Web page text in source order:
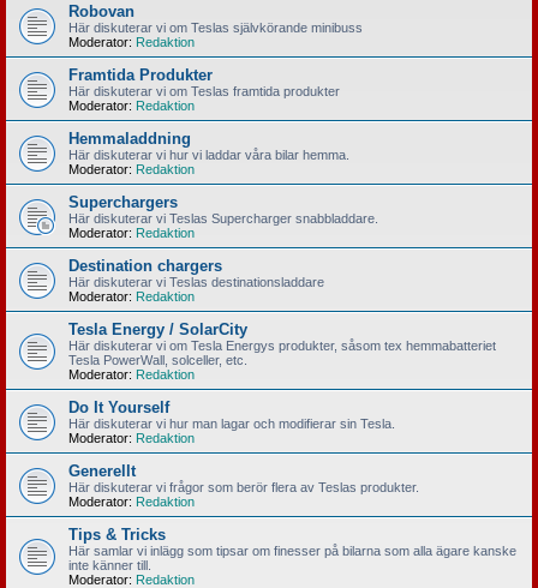
Robovan
Här diskuterar vi om Teslas självkörande minibuss
Moderator: Redaktion
Framtida Produkter
Här diskuterar vi om Teslas framtida produkter
Moderator: Redaktion
Hemmaladdning
Här diskuterar vi hur vi laddar våra bilar hemma.
Moderator: Redaktion
Superchargers
Här diskuterar vi Teslas Supercharger snabbladdare.
Moderator: Redaktion
Destination chargers
Här diskuterar vi Teslas destinationsladdare
Moderator: Redaktion
Tesla Energy / SolarCity
Här diskuterar vi om Tesla Energys produkter, såsom tex hemmabatteriet
Tesla PowerWall, solceller, etc.
Moderator: Redaktion
Do It Yourself
Här diskuterar vi hur man lagar och modifierar sin Tesla.
Moderator: Redaktion
Generellt
Här diskuterar vi frågor som berör flera av Teslas produkter.
Moderator: Redaktion
Tips & Tricks
Här samlar vi inlägg som tipsar om finesser på bilarna som alla ägare kanske
inte känner till.
Moderator: Redaktion